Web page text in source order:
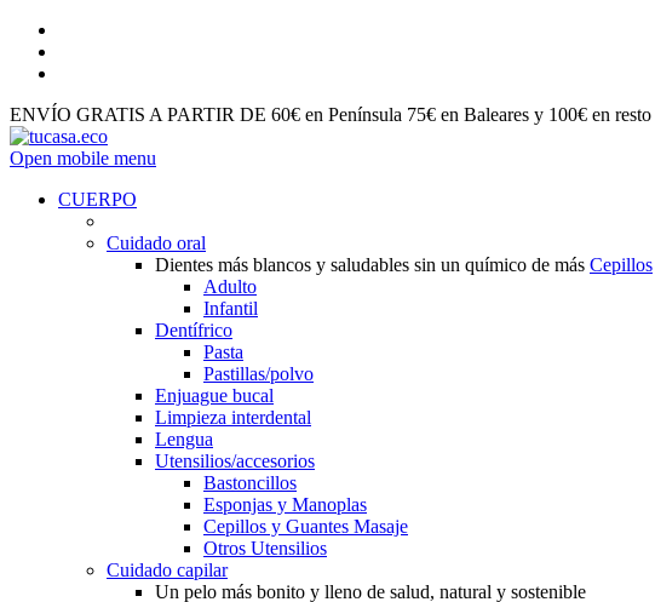
ENVÍO GRATIS A PARTIR DE 60€ en Península 75€ en Baleares y 100€ en resto
Open mobile menu
CUERPO
Cuidado oral
Dientes más blancos y saludables sin un químico de más Cepillos
Adulto
Infantil
Dentífrico
Pasta
Pastillas/polvo
Enjuague bucal
Limpieza interdental
Lengua
Utensilios/accesorios
Bastoncillos
Esponjas y Manoplas
Cepillos y Guantes Masaje
Otros Utensilios
Cuidado capilar
Un pelo más bonito y lleno de salud, natural y sostenible